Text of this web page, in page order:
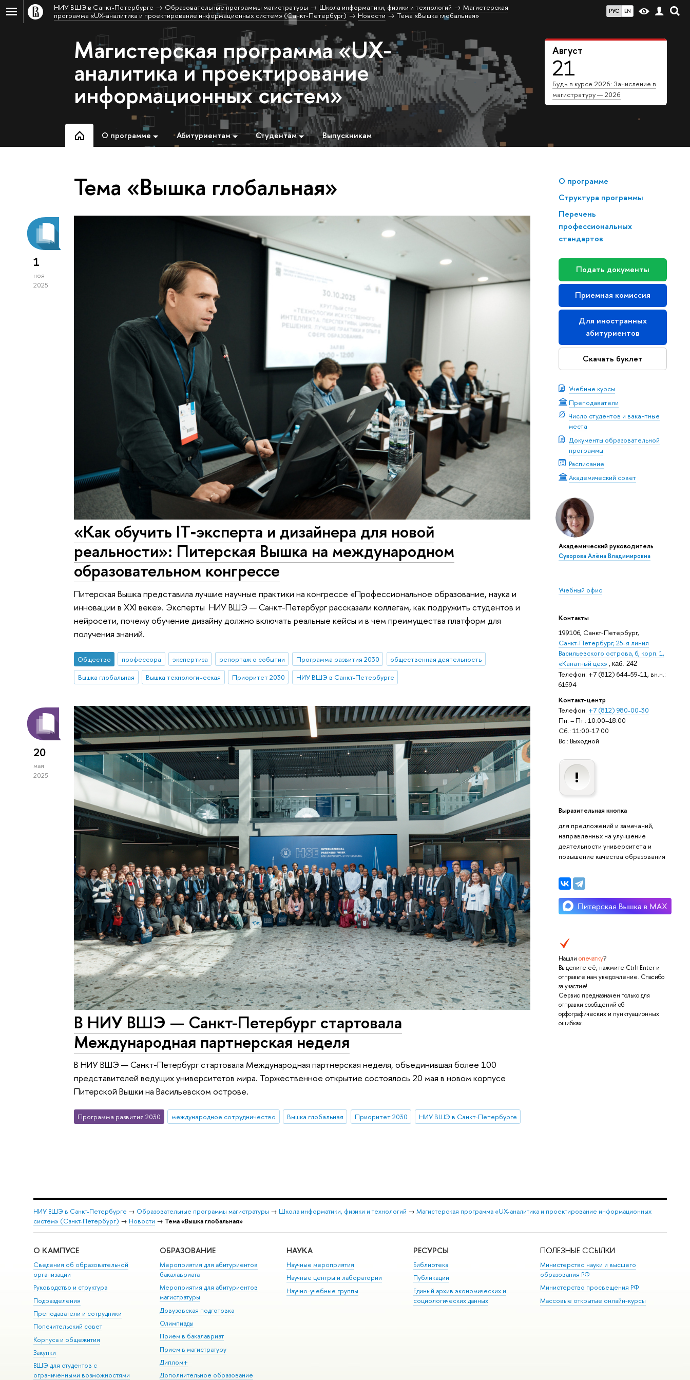
РУС EN
НИУ ВШЭ в Санкт-Петербурге Образовательные программы магистратуры Школа информатики, физики и технологий
Магистерская
программа «UX-аналитика и проектирование информационных систем» (Санкт-Петербург)
Новости Тема «Вышка глобальная»
Август
21
Будь в курсе 2026: Зачисление в
магистратуру — 2026
Магистерская программа «UX-
аналитика и проектирование
информационных систем»
О программе Абитуриентам Студентам Выпускникам
О программе
Структура программы
Перечень
профессиональных
стандартов
Подать документы
Приемная комиссия
Для иностранных
абитуриентов
Скачать буклет
Учебные курсы
Преподаватели
Число студентов и вакантные
места
Документы образовательной
программы
Расписание
Академический совет
Академический руководитель
Суворова Алёна Владимировна
Учебный офис
Контакты
199106, Санкт-Петербург,
Санкт-Петербург, 25-я линия
Васильевского острова, 6, корп. 1,
«Канатный цех», каб. 242
Телефон: +7 (812) 644-59-11, вн.н.:
61594
Контакт-центр
Телефон: +7 (812) 980-00-30
Пн. – Пт.: 10:00–18:00
Сб.: 11:00-17:00
Вс.: Выходной
Выразительная кнопка
для предложений и замечаний,
направленных на улучшение
деятельности университета и
повышение качества образования
Нашли опечатку?
Выделите её, нажмите Ctrl+Enter и
отправьте нам уведомление. Спасибо
за участие!
Сервис предназначен только для
отправки сообщений об
орфографических и пунктуационных
ошибках.
Тема «Вышка глобальная»
1
ноя
2025
«Как обучить IT‑эксперта и дизайнера для новой
реальности»: Питерская Вышка на международном
образовательном конгрессе
Питерская Вышка представила лучшие научные практики на конгрессе «Профессиональное образование, наука и
инновации в XXI веке». Эксперты НИУ ВШЭ — Санкт-Петербург рассказали коллегам, как подружить студентов и
нейросети, почему обучение дизайну должно включать реальные кейсы и в чем преимущества платформ для
получения знаний.
Общество профессора экспертиза репортаж о событии Программа развития 2030
общественная деятельность
Вышка глобальная
Вышка технологическая Приоритет 2030 НИУ ВШЭ в Санкт-Петербурге
20
мая
2025
В НИУ ВШЭ — Санкт-Петербург стартовала
Международная партнерская неделя
В НИУ ВШЭ — Санкт-Петербург стартовала Международная партнерская неделя, объединившая более 100
представителей ведущих университетов мира. Торжественное открытие состоялось 20 мая в новом корпусе
Питерской Вышки на Васильевском острове.
Программа развития 2030 международное сотрудничество Вышка глобальная Приоритет 2030 НИУ ВШЭ в Санкт-Петербурге
НИУ ВШЭ в Санкт-Петербурге → Образовательные программы магистратуры → Школа информатики, физики и технологий → Магистерская программа «UX-аналитика и проектирование информационных
систем» (Санкт-Петербург) → Новости → Тема «Вышка глобальная»
О КАМПУСЕ
Сведения об образовательной
организации
Руководство и структура
Подразделения
Преподаватели и сотрудники
Попечительский совет
Корпуса и общежития
Закупки
ВШЭ для студентов с
ограниченными возможностями
ОБРАЗОВАНИЕ
Мероприятия для абитуриентов
бакалавриата
Мероприятия для абитуриентов
магистратуры
Довузовская подготовка
Олимпиады
Прием в бакалавриат
Прием в магистратуру
Диплом+
Дополнительное образование
НАУКА
Научные мероприятия
Научные центры и лаборатории
Научно-учебные группы
РЕСУРСЫ
Библиотека
Публикации
Единый архив экономических и
социологических данных
ПОЛЕЗНЫЕ ССЫЛКИ
Министерство науки и высшего
образования РФ
Министерство просвещения РФ
Массовые открытые онлайн-курсы